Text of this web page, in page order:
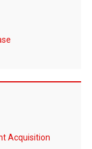
Acquisition